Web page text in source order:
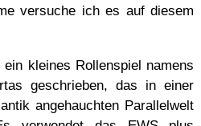
versuche ich es auf diesem
ein kleines Rollenspiel namens
geschrieben, das in einer
angehauchten Parallelwelt